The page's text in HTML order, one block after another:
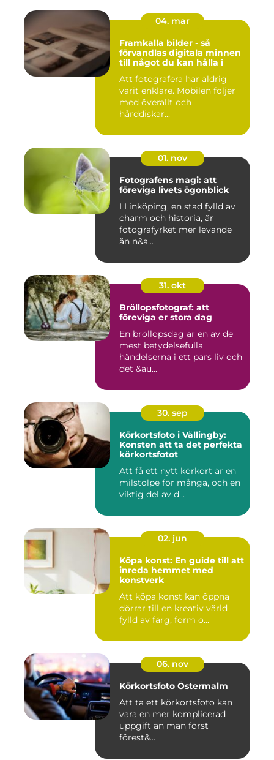
04. mar
Framkalla bilder - så
förvandlas digitala minnen
till något du kan hålla i
Att fotografera har aldrig
varit enklare. Mobilen följer
med överallt och
hårddiskar...
01. nov
Fotografens magi: att
föreviga livets ögonblick
I Linköping, en stad fylld av
charm och historia, är
fotografyrket mer levande
än n&a...
31. okt
Bröllopsfotograf: att
föreviga er stora dag
En bröllopsdag är en av de
mest betydelsefulla
händelserna i ett pars liv och
det &au...
30. sep
Körkortsfoto i Vällingby:
Konsten att ta det perfekta
körkortsfotot
Att få ett nytt körkort är en
milstolpe för många, och en
viktig del av d...
02. jun
Köpa konst: En guide till att
inreda hemmet med
konstverk
Att köpa konst kan öppna
dörrar till en kreativ värld
fylld av färg, form o...
06. nov
Körkortsfoto Östermalm
Att ta ett körkortsfoto kan
vara en mer komplicerad
uppgift än man först
förest&...